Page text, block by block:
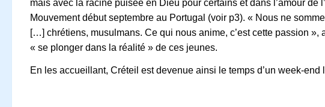
mais avec la racine puisée en Dieu pour certains et dans l’amour de
Mouvement début septembre au Portugal (voir p3). « Nous ne
[…] chrétiens, musulmans. Ce qui nous anime, c’est cette passion »,
« se plonger dans la réalité » de ces jeunes.
En les accueillant, Créteil est devenue ainsi le temps d’un week-